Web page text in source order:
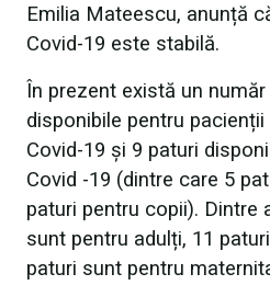
Emilia Mateescu, anunță
Covid-19 este stabilă.
În prezent există un
disponibile pentru
Covid-19 și 9 paturi
Covid -19 (dintre care 5
paturi pentru copii). Dintre
sunt pentru adulți, 11
paturi sunt pentru